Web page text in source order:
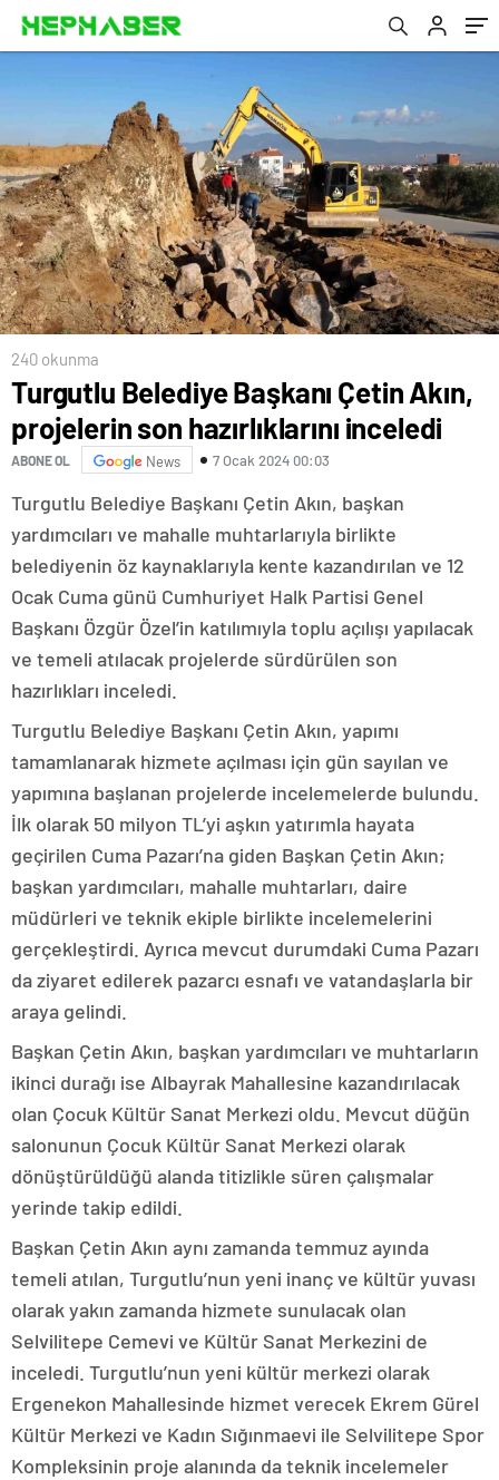
240 okunma
Turgutlu Belediye Başkanı Çetin Akın,
projelerin son hazırlıklarını inceledi
ABONE OL News 7 Ocak 2024 00:03
Turgutlu Belediye Başkanı Çetin Akın, başkan
yardımcıları ve mahalle muhtarlarıyla birlikte
belediyenin öz kaynaklarıyla kente kazandırılan ve 12
Ocak Cuma günü Cumhuriyet Halk Partisi Genel
Başkanı Özgür Özel’in katılımıyla toplu açılışı yapılacak
ve temeli atılacak projelerde sürdürülen son
hazırlıkları inceledi.
Turgutlu Belediye Başkanı Çetin Akın, yapımı
tamamlanarak hizmete açılması için gün sayılan ve
yapımına başlanan projelerde incelemelerde bulundu.
İlk olarak 50 milyon TL’yi aşkın yatırımla hayata
geçirilen Cuma Pazarı’na giden Başkan Çetin Akın;
başkan yardımcıları, mahalle muhtarları, daire
müdürleri ve teknik ekiple birlikte incelemelerini
gerçekleştirdi. Ayrıca mevcut durumdaki Cuma Pazarı
da ziyaret edilerek pazarcı esnafı ve vatandaşlarla bir
araya gelindi.
Başkan Çetin Akın, başkan yardımcıları ve muhtarların
ikinci durağı ise Albayrak Mahallesine kazandırılacak
olan Çocuk Kültür Sanat Merkezi oldu. Mevcut düğün
salonunun Çocuk Kültür Sanat Merkezi olarak
dönüştürüldüğü alanda titizlikle süren çalışmalar
yerinde takip edildi.
Başkan Çetin Akın aynı zamanda temmuz ayında
temeli atılan, Turgutlu’nun yeni inanç ve kültür yuvası
olarak yakın zamanda hizmete sunulacak olan
Selvilitepe Cemevi ve Kültür Sanat Merkezini de
inceledi. Turgutlu’nun yeni kültür merkezi olarak
Ergenekon Mahallesinde hizmet verecek Ekrem Gürel
Kültür Merkezi ve Kadın Sığınmaevi ile Selvilitepe Spor
Kompleksinin proje alanında da teknik incelemeler